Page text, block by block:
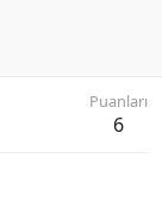
Puanları
6